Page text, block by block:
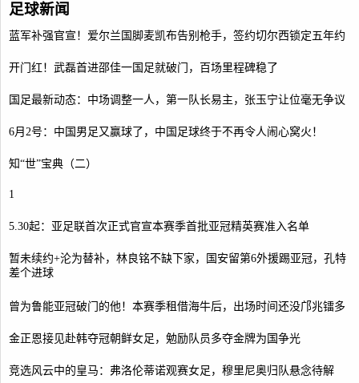
足球新闻
蓝军补强官宣！爱尔兰国脚麦凯布告别枪手，签约切尔西锁定五年约
开门红！武磊首进邵佳一国足就破门，百场里程碑稳了
国足最新动态：中场调整一人，第一队长易主，张玉宁让位毫无争议
6月2号：中国男足又赢球了，中国足球终于不再令人闹心窝火！
知“世”宝典（二）
1
5.30起：亚足联首次正式官宣本赛季首批亚冠精英赛准入名单
暂未续约+沦为替补，林良铭不缺下家，国安留第6外援踢亚冠，孔特
差个进球
曾为鲁能亚冠破门的他！本赛季租借海牛后，出场时间还没邝兆镭多
金正恩接见赴韩夺冠朝鲜女足，勉励队员多夺金牌为国争光
竞选风云中的皇马：弗洛伦蒂诺观赛女足，穆里尼奥归队悬念待解